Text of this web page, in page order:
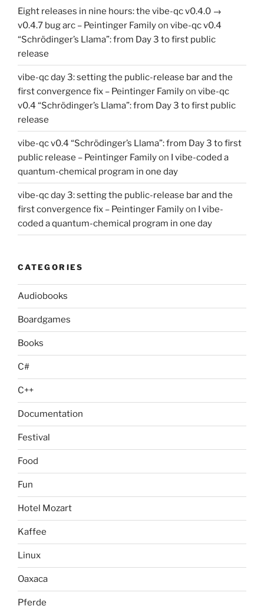
Eight releases in nine hours: the vibe-qc v0.4.0 →
v0.4.7 bug arc – Peintinger Familyon vibe-qc v0.4
“Schrödinger’s Llama”: from Day 3 to first public
release
vibe-qc day 3: setting the public-release bar and the
first convergence fix – Peintinger Familyon vibe-qc
v0.4 “Schrödinger’s Llama”: from Day 3 to first public
release
vibe-qc v0.4 “Schrödinger’s Llama”: from Day 3 to first
public release – Peintinger Familyon I vibe-coded a
quantum-chemical program in one day
vibe-qc day 3: setting the public-release bar and the
first convergence fix – Peintinger Familyon I vibe-
coded a quantum-chemical program in one day
CATEGORIES
Audiobooks
Boardgames
Books
C#
C++
Documentation
Festival
Food
Fun
Hotel Mozart
Kaffee
Linux
Oaxaca
Pferde